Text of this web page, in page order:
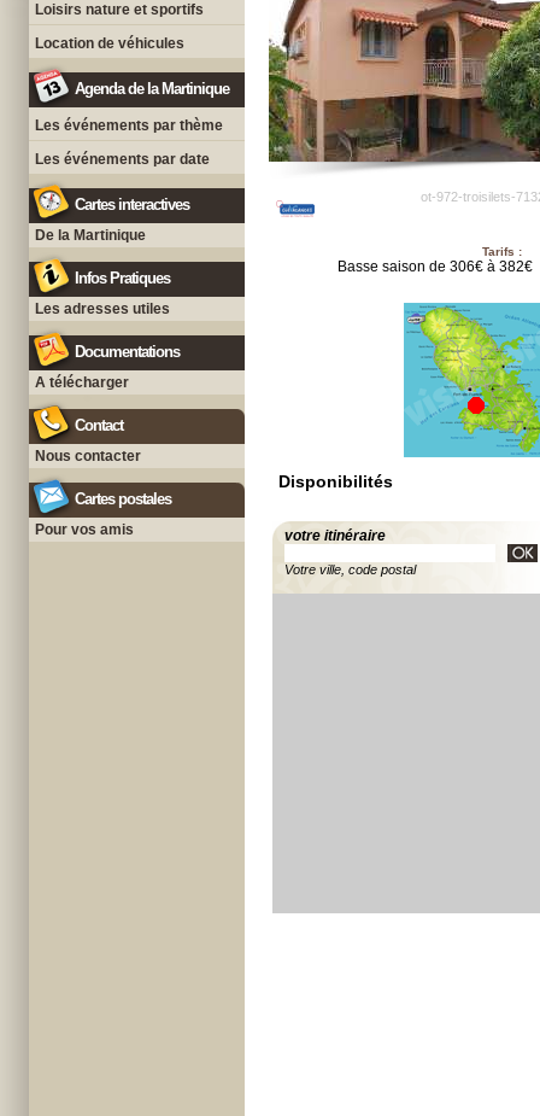
Loisirs nature et sportifs
Location de véhicules
Agenda de la Martinique
Les événements par thème
Les événements par date
Cartes interactives
De la Martinique
Infos Pratiques
Les adresses utiles
Documentations
A télécharger
Contact
Nous contacter
Cartes postales
Pour vos amis
ot-972-troisilets-
Tarifs :
Basse saison de 306€ à 382€
Disponibilités
votre itinéraire
Votre ville, code postal